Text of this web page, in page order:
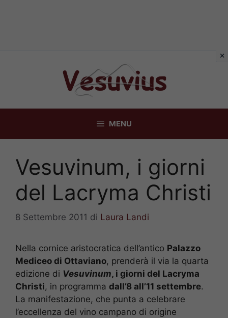
MENU
Vesuvinum, i giorni
del Lacryma Christi
8 Settembre 2011 di Laura Landi
Nella cornice aristocratica dell’antico Palazzo
Mediceo di Ottaviano, prenderà il via la quarta
edizione di Vesuvinum, i giorni del Lacryma
Christi, in programma dall’8 all’11 settembre.
La manifestazione, che punta a celebrare
l’eccellenza del vino campano di origine